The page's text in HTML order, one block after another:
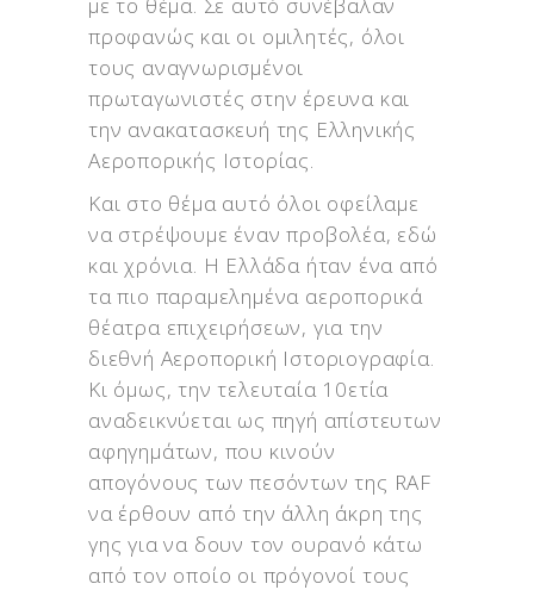
προφανώς και οι ομιλητές, όλοι
τους αναγνωρισμένοι
πρωταγωνιστές στην έρευνα και
την ανακατασκευή της Ελληνικής
Αεροπορικής Ιστορίας.
Και στο θέμα αυτό όλοι οφείλαμε
να στρέψουμε έναν προβολέα, εδώ
και χρόνια. Η Ελλάδα ήταν ένα από
τα πιο παραμελημένα αεροπορικά
θέατρα επιχειρήσεων, για την
διεθνή Αεροπορική Ιστοριογραφία.
Κι όμως, την τελευταία 10ετία
αναδεικνύεται ως πηγή απίστευτων
αφηγημάτων, που κινούν
απογόνους των πεσόντων της RAF
να έρθουν από την άλλη άκρη της
γης για να δουν τον ουρανό κάτω
από τον οποίο οι πρόγονοί τους